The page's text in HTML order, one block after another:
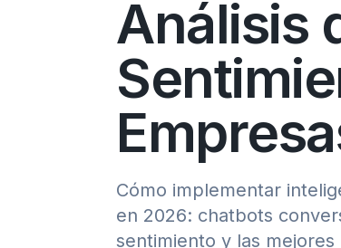
Análisis
Cómo implementar
en 2026: chatbots
sentimiento y las